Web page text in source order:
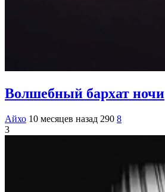
Волшебный бархат ночи
Айхо 10 месяцев назад 290 8
3